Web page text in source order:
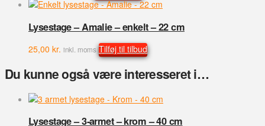
Lysestage – Amalie – enkelt – 22 cm
25,00 kr. inkl. moms Tilføj til tilbud
Du kunne også være interesseret i…
Lysestage – 3-armet – krom – 40 cm